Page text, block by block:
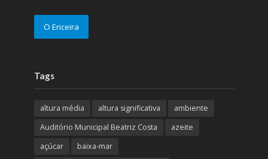
O Ericeira
Tags
altura média altura significativa
ambiente
Auditório Municipal Beatriz Costa
azeite
açúcar
baixa-mar